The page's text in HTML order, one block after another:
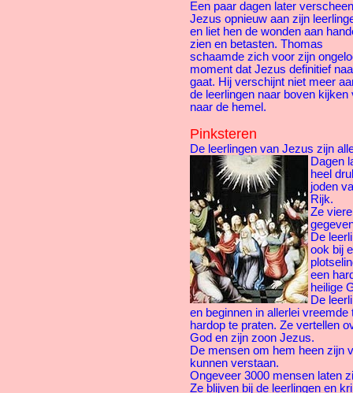
Een paar dagen later verscheen
Jezus opnieuw aan zijn
en liet hen de wonden aan
zien en betasten. Thomas
schaamde zich voor zijn
moment dat Jezus definitief
gaat. Hij verschijnt niet meer
de leerlingen naar boven
naar de hemel.
Pinksteren
De leerlingen van Jezus zijn
Dagen
heel
joden
Rijk.
Ze
De
ook bij
een
heilige
De
en beginnen in allerlei vreemde
hardop te praten. Ze vertellen
God en zijn zoon Jezus.
De mensen om hem heen zijn
kunnen verstaan.
Ongeveer 3000 mensen laten
Ze blijven bij de leerlingen en